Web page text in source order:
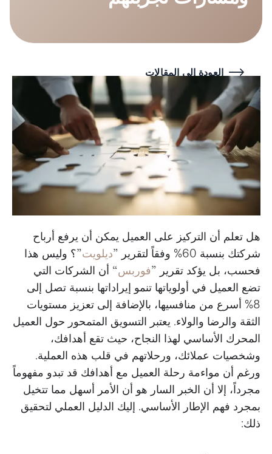
العودة إلى المقالات
هل تعلم أن التركيز على العميل يمكن أن يرفع أرباح
شركتك بنسبة 60% وفقاً لتقرير ”
ديلويت”؟ وليس هذا
فحسب، بل يؤكد تقرير ”فوربس“ أن الشركات التي
تضع العميل في أولوياتها تنمو إيراداتها بنسبة تصل إلى
8% أسرع من منافسيها، بالإضافة إلى تعزيز مستويات
الثقة والرضا والولاء. يعتبر التسويق المتمحور حول العميل
المحرك الأساسي لهذا النجاح، حيث تقع أهدافك،
وشخصيات عملائك، ورحلاتهم في قلب هذه العملية.
ورغم أن مواءمة رحلة العميل مع أهدافك قد تبدو مفهوماً
مجرداً، إلا أن الخبر السار هو أن الأمر أسهل مما تتخيل
بمجرد فهم الإطار الأساسي. إليك الدليل العملي لتحقيق
ذلك: